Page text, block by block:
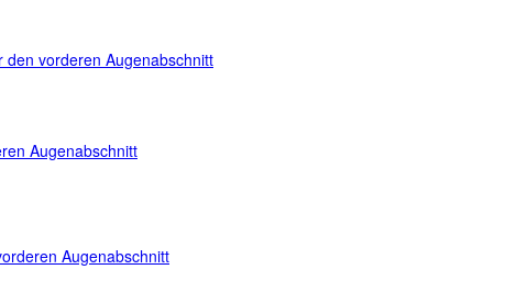
vorderen Augenabschnitt
Augenabschnitt
Augenabschnitt